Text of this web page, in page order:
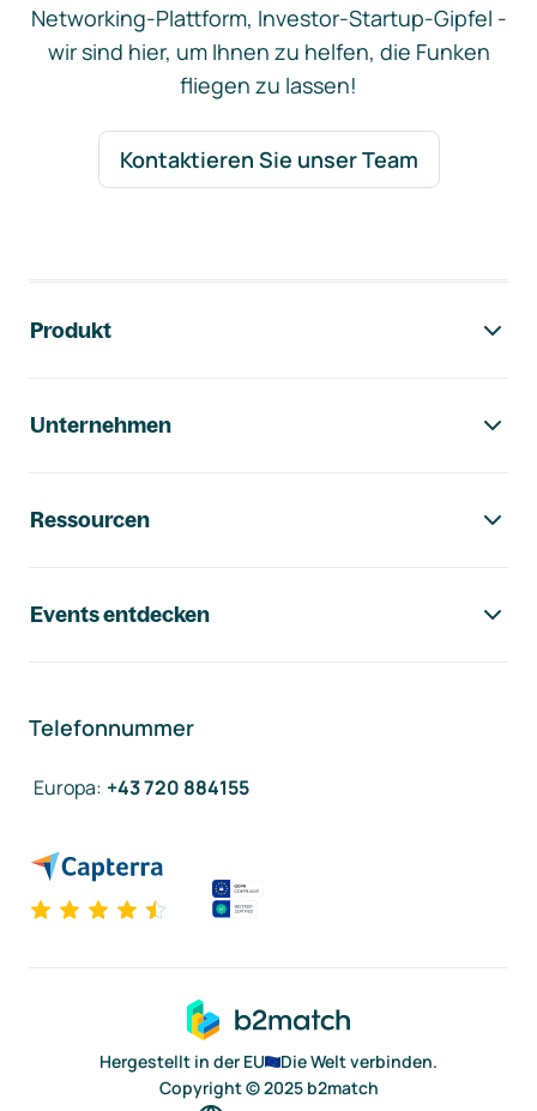
Networking-Plattform, Investor-Startup-Gipfel -
wir sind hier, um Ihnen zu helfen, die Funken
fliegen zu lassen!
Kontaktieren Sie unser Team
Produkt
Unternehmen
Ressourcen
Events entdecken
Telefonnummer
Europa: +43 720 884155
Hergestellt in der EU
Die Welt verbinden.
Copyright © 2025 b2match